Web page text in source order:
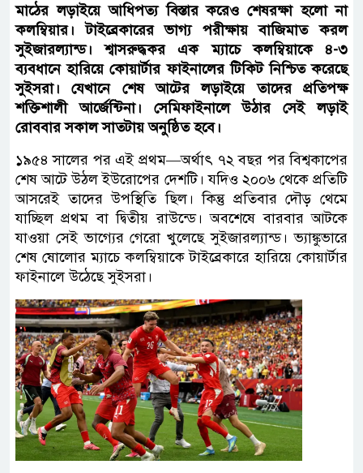
মাঠের লড়াইয়ে আধিপত্য বিস্তার করেও শেষরক্ষা হলো না
কলম্বিয়ার। টাইব্রেকারের ভাগ্য পরীক্ষায় বাজিমাত করল
সুইজারল্যান্ড। শ্বাসরুদ্ধকর এক ম্যাচে কলম্বিয়াকে ৪-৩
ব্যবধানে হারিয়ে কোয়ার্টার ফাইনালের টিকিট নিশ্চিত করেছে
সুইসরা। যেখানে শেষ আটের লড়াইয়ে তাদের প্রতিপক্ষ
শক্তিশালী আর্জেন্টিনা। সেমিফাইনালে উঠার সেই লড়াই
রোববার সকাল সাতটায় অনুষ্ঠিত হবে।
১৯৫৪ সালের পর এই প্রথম—অর্থাৎ ৭২ বছর পর বিশ্বকাপের
শেষ আটে উঠল ইউরোপের দেশটি। যদিও ২০০৬ থেকে প্রতিটি
আসরেই তাদের উপস্থিতি ছিল। কিন্তু প্রতিবার দৌড় থেমে
যাচ্ছিল প্রথম বা দ্বিতীয় রাউন্ডে। অবশেষে বারবার আটকে
যাওয়া সেই ভাগ্যের গেরো খুলেছে সুইজারল্যান্ড। ভ্যাঙ্কুভারে
শেষ ষোলোর ম্যাচে কলম্বিয়াকে টাইব্রেকারে হারিয়ে কোয়ার্টার
ফাইনালে উঠেছে সুইসরা।